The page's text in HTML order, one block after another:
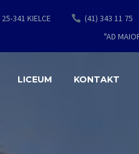
341 KIELCE (41) 343 11 75
"AD
LICEUM KONTAKT